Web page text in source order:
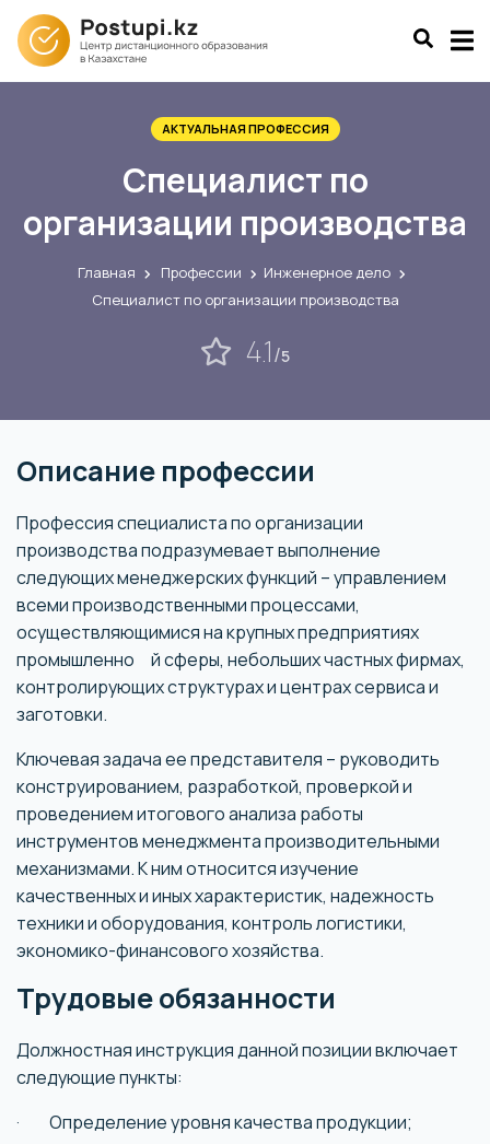
АКТУАЛЬНАЯ ПРОФЕССИЯ
Специалист по
организации производства
Главная Профессии
Инженерное дело
Специалист по организации производства
4.1/5
Описание профессии
Профессия специалиста по организации
производства подразумевает выполнение
следующих менеджерских функций – управлением
всеми производственными процессами,
осуществляющимися на крупных предприятиях
промышленно й сферы, небольших частных фирмах,
контролирующих структурах и центрах сервиса и
заготовки.
Ключевая задача ее представителя – руководить
конструированием, разработкой, проверкой и
проведением итогового анализа работы
инструментов менеджмента производительными
механизмами. К ним относится изучение
качественных и иных характеристик, надежность
техники и оборудования, контроль логистики,
экономико-финансового хозяйства.
Трудовые обязанности
Должностная инструкция данной позиции включает
следующие пункты:
· Определение уровня качества продукции;